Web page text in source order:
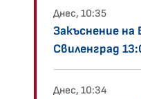
Днес, 10:35
Закъснение на
Свиленград
Днес, 10:34